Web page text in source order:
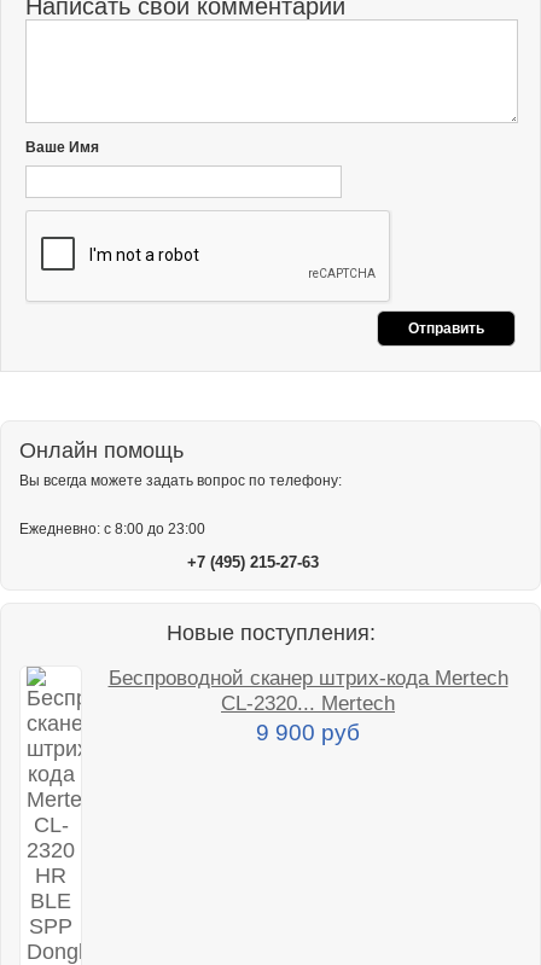
Написать свой комментарий
Ваше Имя
Онлайн помощь
Вы всегда можете задать вопрос по телефону:
Ежедневно: с 8:00 до 23:00
+7 (495) 215-27-63
Новые поступления:
Беспроводной сканер штрих-кода Mertech
CL-2320... Mertech
9 900 руб